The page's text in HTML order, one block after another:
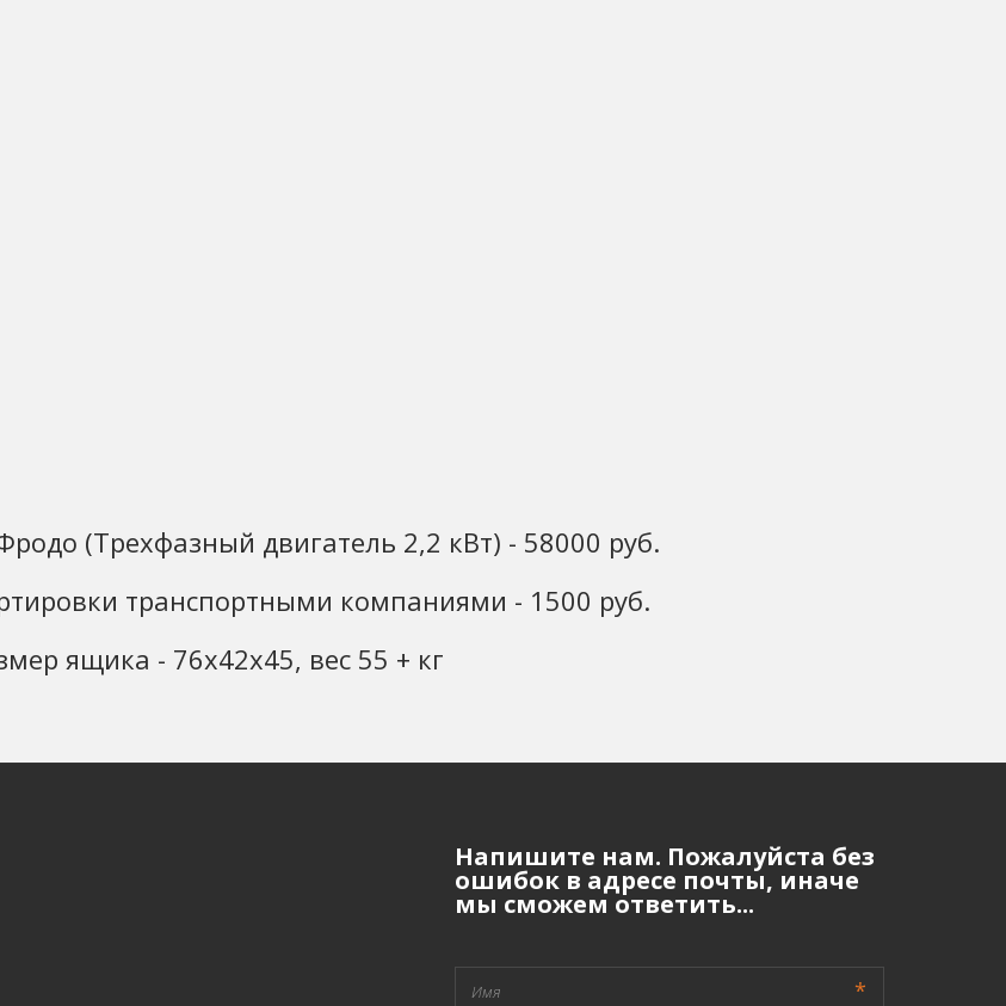
(Трехфазный двигатель 2,2 кВт) - 58000 руб.
транспортными компаниями - 1500 руб.
ящика - 76х42х45, вес 55 + кг
Напишите нам. Пожалуйста без
ошибок в адресе почты, иначе
мы сможем ответить...
*